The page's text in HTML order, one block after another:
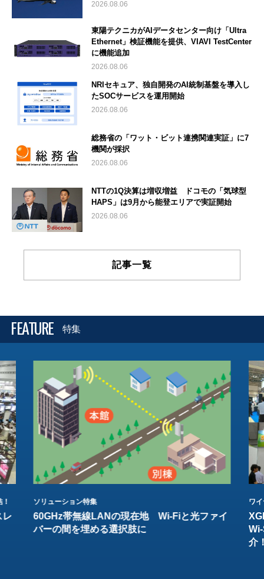
2026.08.06
東陽テクニカがAIデータセンター向け「Ultra
Ethernet」検証機能を提供、VIAVI TestCenter
に機能追加
2026.08.06
NRIセキュア、独自開発のAI統制基盤を導入し
たSOCサービスを運用開始
2026.08.06
総務省の「ワット・ビット連携関連実証」に7
機関が採択
2026.08.06
NTTの1Q決算は増収増益 ドコモの「気球型
HAPS」は9月から能登エリアで実証開始
2026.08.06
記事一覧
FEATURE 特集
レ
ソリューション特集
60GHz帯無線LANの現在地 Wi-Fiと光ファイ
バーの間を埋める選択肢に
ワ
介